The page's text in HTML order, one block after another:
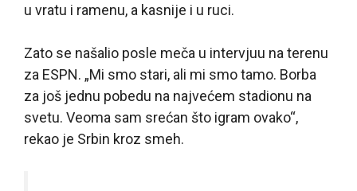
u vratu i ramenu, a kasnije i u ruci.
Zato se našalio posle meča u intervjuu na terenu
za ESPN. „Mi smo stari, ali mi smo tamo. Borba
za još jednu pobedu na najvećem stadionu na
svetu. Veoma sam srećan što igram ovako“,
rekao je Srbin kroz smeh.